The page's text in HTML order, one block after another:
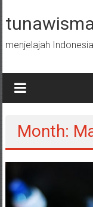
menjelajah
Month: